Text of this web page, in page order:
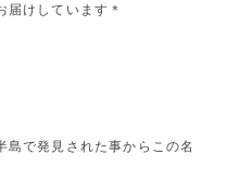
けしています＊
島で発見された事からこの名